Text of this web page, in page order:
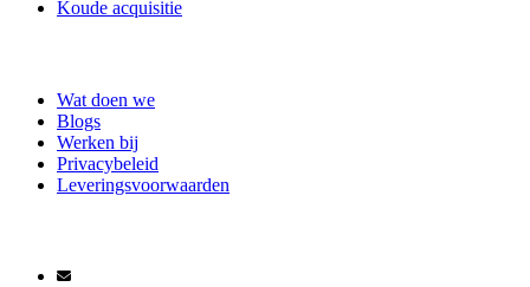
Koude acquisitie
Wat doen we
Blogs
Werken bij
Privacybeleid
Leveringsvoorwaarden